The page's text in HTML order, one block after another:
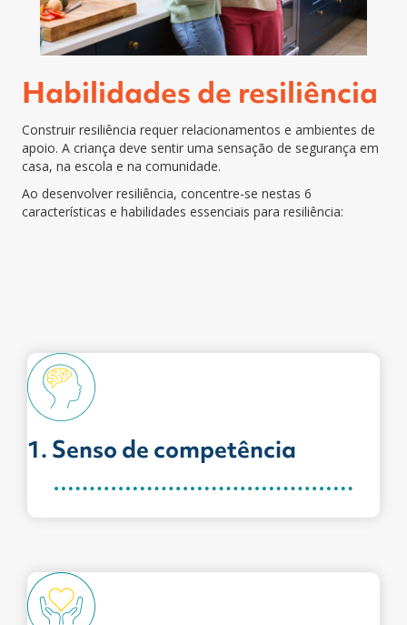
Habilidades de resiliência
Construir resiliência requer relacionamentos e ambientes de
apoio. A criança deve sentir uma sensação de segurança em
casa, na escola e na comunidade.
Ao desenvolver resiliência, concentre-se nestas 6
características e habilidades essenciais para resiliência:
1. Senso de competência